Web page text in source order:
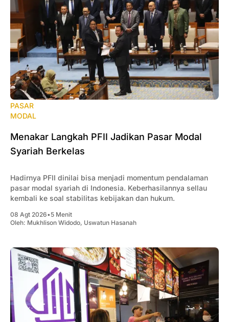
PASAR
MODAL
Menakar Langkah PFII Jadikan Pasar Modal
Syariah Berkelas
Hadirnya PFII dinilai bisa menjadi momentum pendalaman
pasar modal syariah di Indonesia. Keberhasilannya sellau
kembali ke soal stabilitas kebijakan dan hukum.
08 Agt 2026•5 Menit
Oleh: Mukhlison Widodo, Uswatun Hasanah